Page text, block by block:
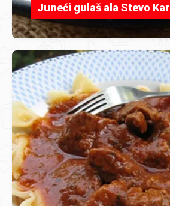
Juneći gulaš ala Stevo